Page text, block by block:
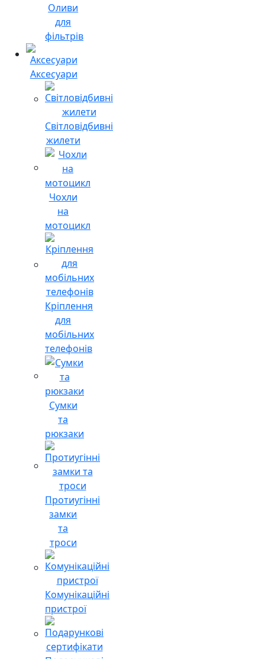
Оливи
для
фільтрів
Аксесуари
Світловідбивні
жилети
Чохли
на
мотоцикл
Кріплення
для
мобільних
телефонів
Сумки
та
рюкзаки
Протиугінні
замки
та
троси
Комунікаційні
пристрої